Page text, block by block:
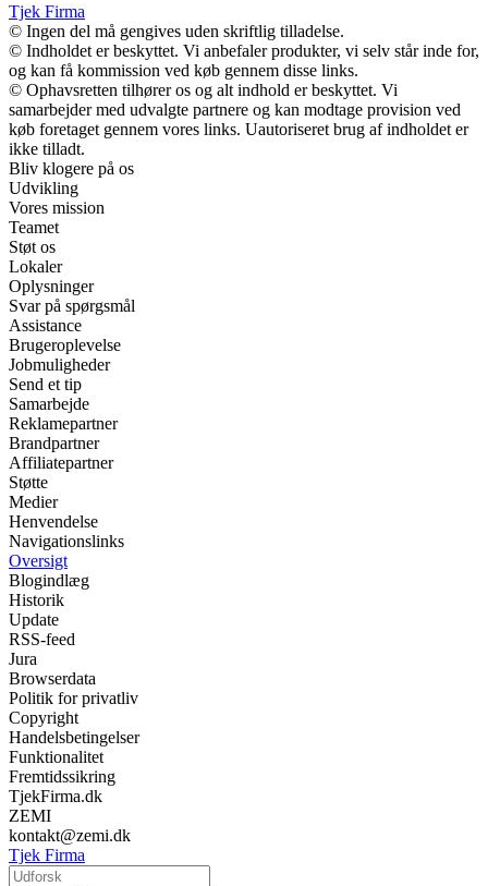
Tjek Firma
© Ingen del må gengives uden skriftlig tilladelse.
© Indholdet er beskyttet. Vi anbefaler produkter, vi selv står inde for,
og kan få kommission ved køb gennem disse links.
© Ophavsretten tilhører os og alt indhold er beskyttet. Vi
samarbejder med udvalgte partnere og kan modtage provision ved
køb foretaget gennem vores links. Uautoriseret brug af indholdet er
ikke tilladt.
Bliv klogere på os
Udvikling
Vores mission
Teamet
Støt os
Lokaler
Oplysninger
Svar på spørgsmål
Assistance
Brugeroplevelse
Jobmuligheder
Send et tip
Samarbejde
Reklamepartner
Brandpartner
Affiliatepartner
Støtte
Medier
Henvendelse
Navigationslinks
Oversigt
Blogindlæg
Historik
Update
RSS-feed
Jura
Browserdata
Politik for privatliv
Copyright
Handelsbetingelser
Funktionalitet
Fremtidssikring
TjekFirma.dk
ZEMI
kontakt@zemi.dk
Tjek Firma